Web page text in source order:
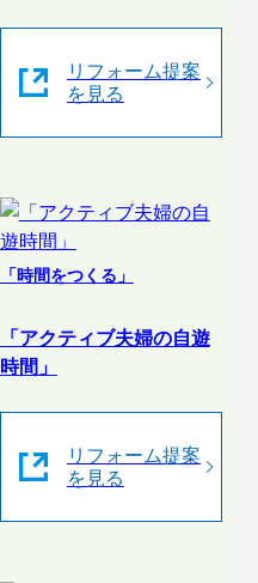
リフォーム提案
を見る
「時間をつくる」
「アクティブ夫婦の自遊
時間」
リフォーム提案
を見る